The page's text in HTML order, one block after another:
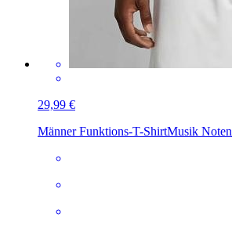
29,99 €
Männer Funktions-T-ShirtMusik Noten